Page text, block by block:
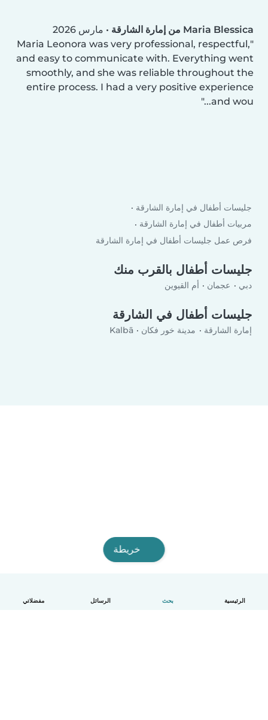
الرئيسية بحث الرسائل مفضلاتي
Maria Blessica من إمارة الشارقة • مارس 2026
Maria Leonora was very professional, respectful,
and easy to communicate with. Everything went
smoothly, and she was reliable throughout the
entire process. I had a very positive experience
and wou...
جليسات أطفال في إمارة الشارقة
مربيات أطفال في إمارة الشارقة
فرص عمل جليسات أطفال في إمارة الشارقة
جليسات أطفال بالقرب منك
دبي عجمان أم القيوين
جليسات أطفال في الشارقة
إمارة الشارقة مدينة خور فكان Kalbā
خريطة